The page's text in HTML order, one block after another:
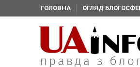
ГОЛОВНА ОГЛЯД